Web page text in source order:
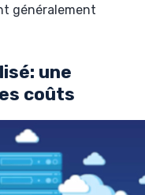
généralement
une
coûts